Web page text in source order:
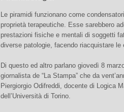
Le piramidi funzionano come
proprietà terapeutiche. Esse sarebbero
prestazioni fisiche e mentali di soggetti
diverse patologie, facendo riacquistare le
Di questo ed altro parlano giovedì 8
giornalista de “La Stampa” che da
Piergiorgio Odifreddi, docente di Logica
dell’Università di Torino.